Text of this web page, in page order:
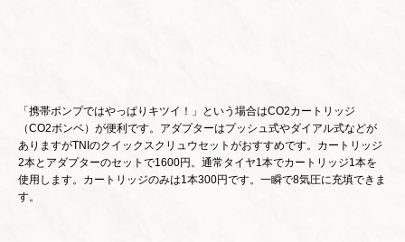
「携帯ポンプではやっぱりキツイ！」という場合はCO2カートリッジ
（CO2ボンベ）が便利です。アダプターはプッシュ式やダイアル式などが
ありますがTNIのクイックスクリュウセットがおすすめです。カートリッジ
2本とアダプターのセットで1600円。通常タイヤ1本でカートリッジ1本を
使用します。カートリッジのみは1本300円です。一瞬で8気圧に充填できま
す。